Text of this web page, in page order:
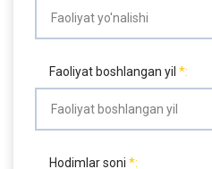
Faoliyat boshlangan yil
Hodimlar soni